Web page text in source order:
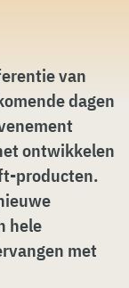
van
dagen
ontwikkelen
producten.
hele
met